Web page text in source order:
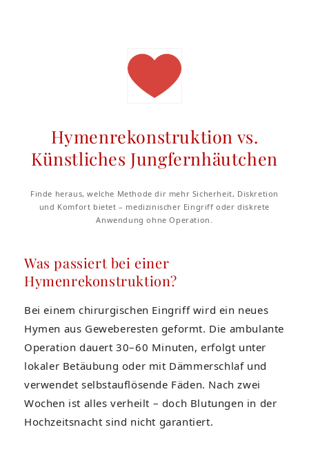
Hymenrekonstruktion vs.
Künstliches Jungfernhäutchen
Finde heraus, welche Methode dir mehr Sicherheit, Diskretion
und Komfort bietet – medizinischer Eingriff oder diskrete
Anwendung ohne Operation.
Was passiert bei einer
Hymenrekonstruktion?
Bei einem chirurgischen Eingriff wird ein neues
Hymen aus Geweberesten geformt. Die ambulante
Operation dauert 30–60 Minuten, erfolgt unter
lokaler Betäubung oder mit Dämmerschlaf und
verwendet selbstauflösende Fäden. Nach zwei
Wochen ist alles verheilt – doch Blutungen in der
Hochzeitsnacht sind nicht garantiert.